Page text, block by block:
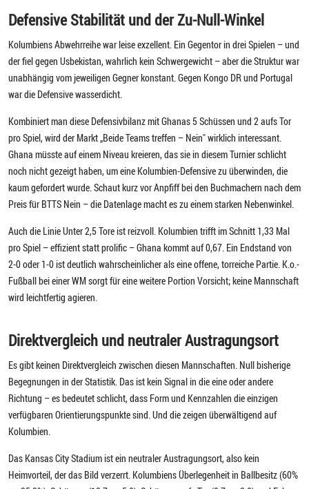
Defensive Stabilität und der Zu-Null-Winkel
Kolumbiens Abwehrreihe war leise exzellent. Ein Gegentor in drei Spielen – und
der fiel gegen Usbekistan, wahrlich kein Schwergewicht – aber die Struktur war
unabhängig vom jeweiligen Gegner konstant. Gegen Kongo DR und Portugal
war die Defensive wasserdicht.
Kombiniert man diese Defensivbilanz mit Ghanas 5 Schüssen und 2 aufs Tor
pro Spiel, wird der Markt „Beide Teams treffen – Nein" wirklich interessant.
Ghana müsste auf einem Niveau kreieren, das sie in diesem Turnier schlicht
noch nicht gezeigt haben, um eine Kolumbien-Defensive zu überwinden, die
kaum gefordert wurde. Schaut kurz vor Anpfiff bei den Buchmachern nach dem
Preis für BTTS Nein – die Datenlage macht es zu einem starken Nebenwinkel.
Auch die Linie Unter 2,5 Tore ist reizvoll. Kolumbien trifft im Schnitt 1,33 Mal
pro Spiel – effizient statt prolific – Ghana kommt auf 0,67. Ein Endstand von
2-0 oder 1-0 ist deutlich wahrscheinlicher als eine offene, torreiche Partie. K.o.-
Fußball bei einer WM sorgt für eine weitere Portion Vorsicht; keine Mannschaft
wird leichtfertig agieren.
Direktvergleich und neutraler Austragungsort
Es gibt keinen Direktvergleich zwischen diesen Mannschaften. Null bisherige
Begegnungen in der Statistik. Das ist kein Signal in die eine oder andere
Richtung – es bedeutet schlicht, dass Form und Kennzahlen die einzigen
verfügbaren Orientierungspunkte sind. Und die zeigen überwältigend auf
Kolumbien.
Das Kansas City Stadium ist ein neutraler Austragungsort, also kein
Heimvorteil, der das Bild verzerrt. Kolumbiens Überlegenheit in Ballbesitz (60%